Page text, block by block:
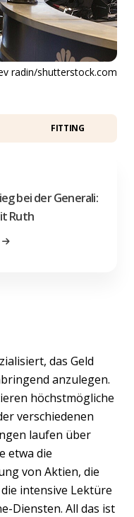
radin/shutterstock.com
FITTING
bei der Generali:
Ruth
das Geld
anzulegen.
höchstmögliche
verschiedenen
laufen über
etwa die
von Aktien, die
intensive Lektüre
Diensten. All das ist